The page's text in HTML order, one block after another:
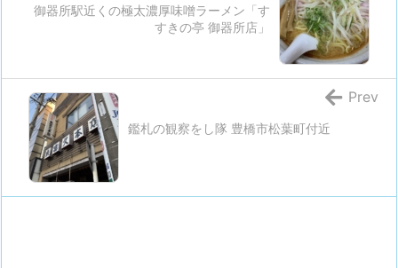
御器所駅近くの極太濃厚味噌ラーメン「す
すきの亭 御器所店」
鑑札の観察をし隊 豊橋市松葉町付近
Prev